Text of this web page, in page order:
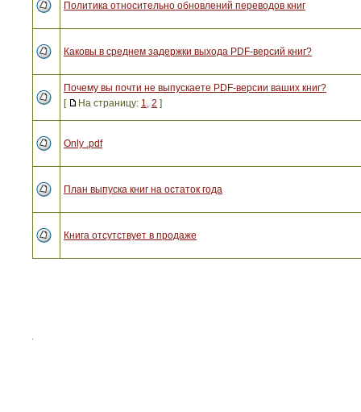
Политика относительно обновлений переводов книг
Каковы в среднем задержки выхода PDF-версий книг?
Почему вы почти не выпускаете PDF-версии ваших книг?
[
На страницу: 1, 2 ]
Only .pdf
План выпуска книг на остаток года
Книга отсутствует в продаже